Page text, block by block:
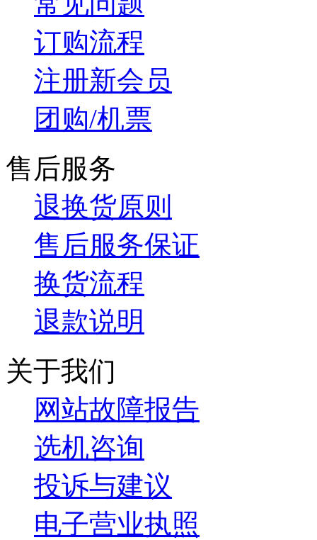
订购流程
注册新会员
团购/机票
售后服务
退换货原则
售后服务保证
换货流程
退款说明
关于我们
网站故障报告
选机咨询
投诉与建议
电子营业执照